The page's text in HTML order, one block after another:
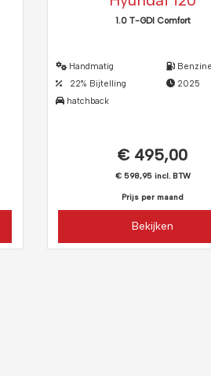
1.0 T-GDI Comfort
Handmatig
22% Bijtelling
hatchback
2025
€ 495,00
€ 598,95 incl. BTW
Prijs per maand
Bekijken